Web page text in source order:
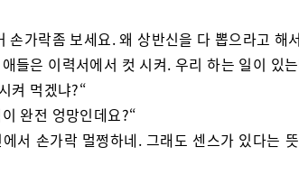
손가락좀 보세요. 왜 상반신을 다 뽑으라고 해
들은 이력서에서 컷 시켜. 우리 하는 일이 있
켜 먹겠냐?“
완전 엉망인데요?“
서 손가락 멀쩡하네. 그래도 센스가 있다는